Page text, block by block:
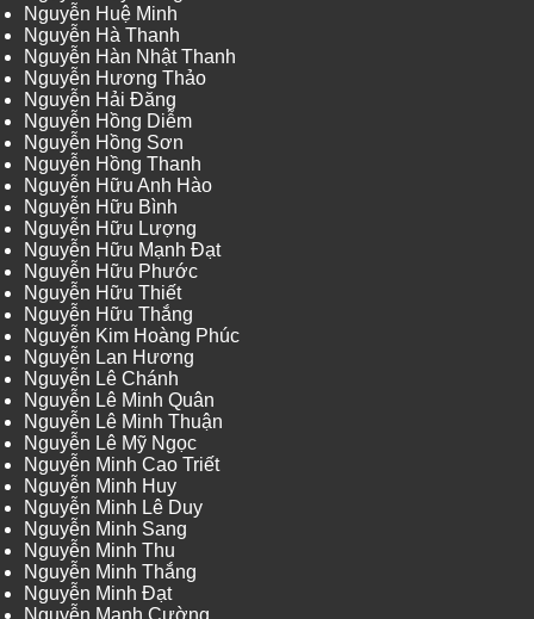
Nguyễn Huệ Minh
Nguyễn Hà Thanh
Nguyễn Hàn Nhật Thanh
Nguyễn Hương Thảo
Nguyễn Hải Đăng
Nguyễn Hồng Diễm
Nguyễn Hồng Sơn
Nguyễn Hồng Thanh
Nguyễn Hữu Anh Hào
Nguyễn Hữu Bình
Nguyễn Hữu Lượng
Nguyễn Hữu Mạnh Đạt
Nguyễn Hữu Phước
Nguyễn Hữu Thiết
Nguyễn Hữu Thắng
Nguyễn Kim Hoàng Phúc
Nguyễn Lan Hương
Nguyễn Lê Chánh
Nguyễn Lê Minh Quân
Nguyễn Lê Minh Thuận
Nguyễn Lê Mỹ Ngọc
Nguyễn Minh Cao Triết
Nguyễn Minh Huy
Nguyễn Minh Lê Duy
Nguyễn Minh Sang
Nguyễn Minh Thu
Nguyễn Minh Thắng
Nguyễn Minh Đạt
Nguyễn Mạnh Cường